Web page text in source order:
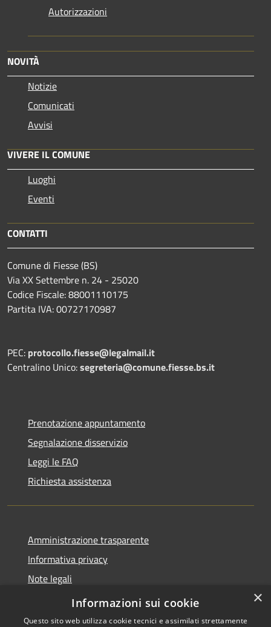
Autorizzazioni
NOVITÀ
Notizie
Comunicati
Avvisi
VIVERE IL COMUNE
Luoghi
Eventi
CONTATTI
Comune di Fiesse (BS)
Via XX Settembre n. 24 - 25020
Codice Fiscale: 88001110175
Partita IVA: 00727170987
PEC: protocollo.fiesse@legalmail.it
Centralino Unico:segreteria@comune.fiesse.bs.it
Prenotazione appuntamento
Segnalazione disservizio
Leggi le FAQ
Richiesta assistenza
Amministrazione trasparente
Informativa privacy
Note legali
Dichiarazione di accessibilità
×
Informazioni sui cookie
Questo sito web utilizza cookie tecnici e assimilati strettamente